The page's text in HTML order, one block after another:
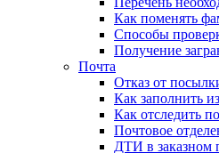
Как поменять
Способы
Получение
Почта
Отказ от
Как заполнить
Как отследить
Почтовое
ДТИ в заказном